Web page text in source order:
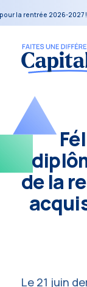
la rentrée 2026-2027 !
de la
Le 21 juin